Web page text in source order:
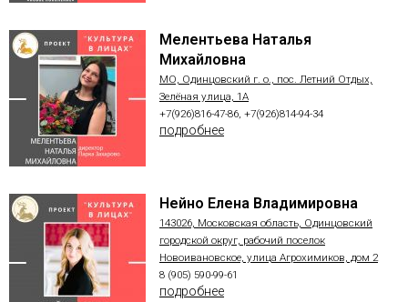
Мелентьева Наталья
Михайловна
МО, Одинцовский г. о., пос. Летний Отдых,
Зелёная улица, 1А
+7(926)816-47-86, +7(926)814-94-34
подробнее
Нейно Елена Владимировна
143026, Московская область, Одинцовский
городской округ, рабочий поселок
Новоивановское, улица Агрохимиков, дом 2
8 (905) 590-99-61
подробнее